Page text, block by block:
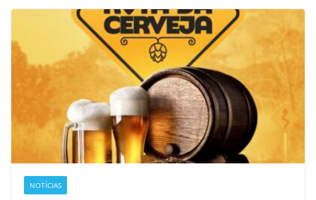
NOTÍCIAS